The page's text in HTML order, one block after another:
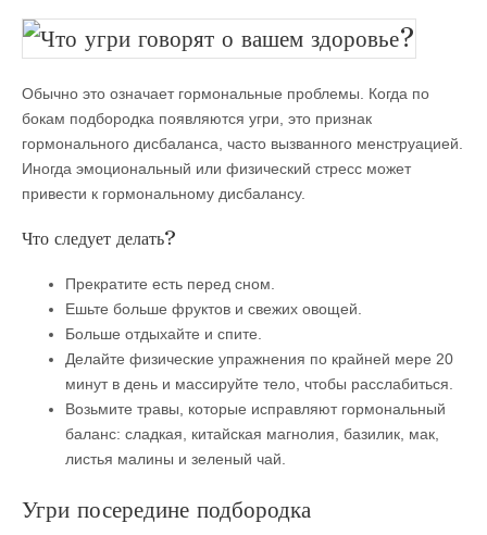
Обычно это означает гормональные проблемы. Когда по
бокам подбородка появляются угри, это признак
гормонального дисбаланса, часто вызванного менструацией.
Иногда эмоциональный или физический стресс может
привести к гормональному дисбалансу.
Что следует делать?
Прекратите есть перед сном.
Ешьте больше фруктов и свежих овощей.
Больше отдыхайте и спите.
Делайте физические упражнения по крайней мере 20
минут в день и массируйте тело, чтобы расслабиться.
Возьмите травы, которые исправляют гормональный
баланс: сладкая, китайская магнолия, базилик, мак,
листья малины и зеленый чай.
Угри посередине подбородка